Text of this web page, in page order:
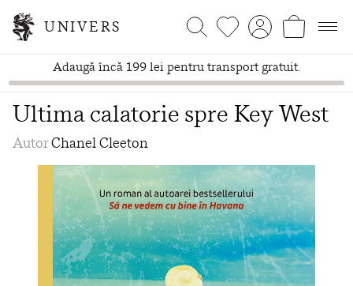
UNIVERS
Adaugă încă 199 lei pentru transport gratuit.
Ultima calatorie spre Key West
AutorChanel Cleeton